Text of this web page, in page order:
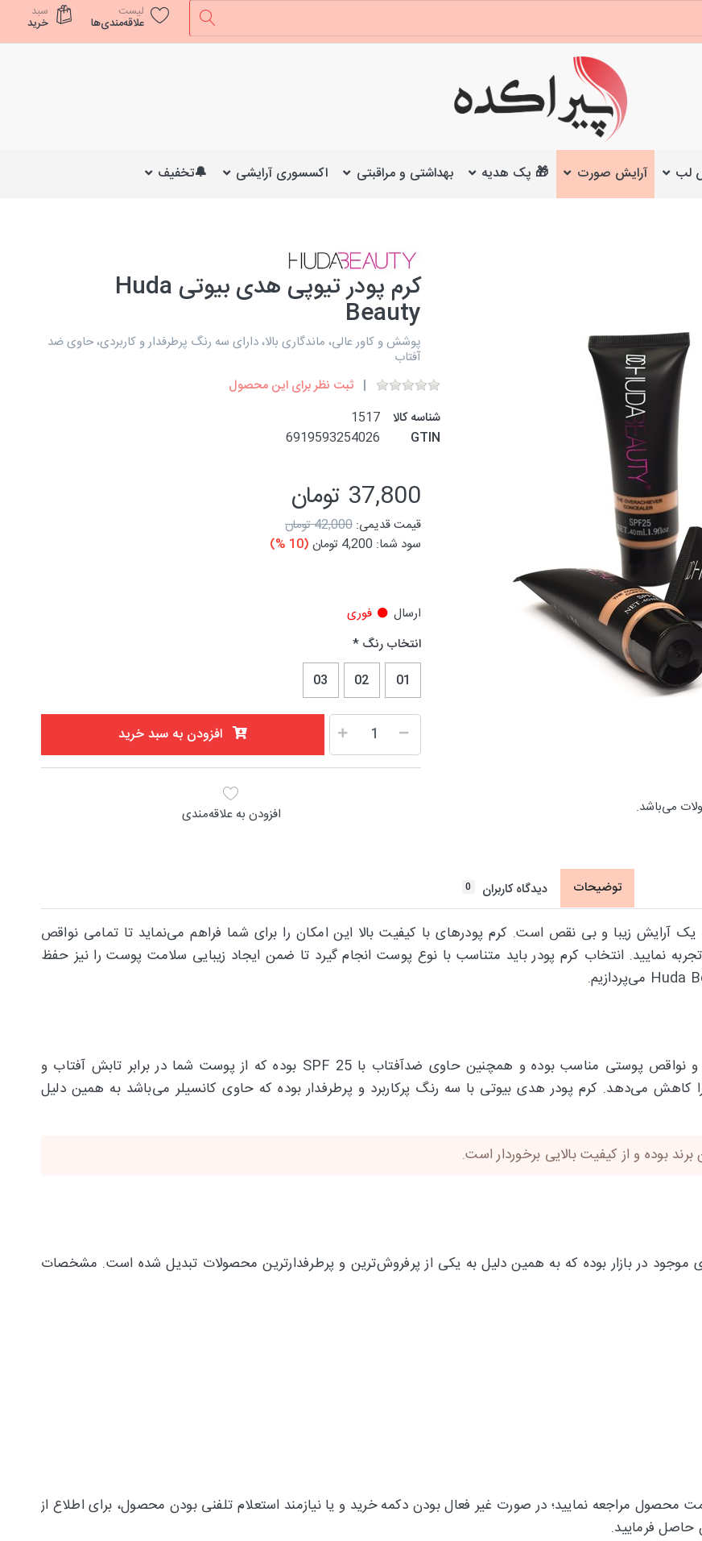
لیست
علاقه‌مندی‌ها
سبد
خرید
لب آرایش صورت 🎁 پک هدیه بهداشتی و مراقبتی اکسسوری آرایشی 🔔تخفیف
می‌باشد.
کرم پودر تیوپی هدی بیوتی Huda
Beauty
پوشش و کاور عالی، ماندگاری بالا، دارای سه رنگ پرطرفدار و کاربردی، حاوی ضد
آفتاب
ثبت نظر برای این محصول
شناسه کالا
1517
GTIN
6919593254026
37,800 تومان
قیمت قدیمی: 42,000 تومان
سود شما: 4,200 تومان (10 %)
ارسال
فوری
انتخاب رنگ
01
02
03
افزودن به سبد خرید
افزودن به علاقه‌مندی
توضیحات دیدگاه کاربران 0
زیبا و بی نقص است. کرم پودرهای با کیفیت بالا این امکان را برای شما فراهم می‌نماید تا تمامی نواقص
انتخاب کرم پودر باید متناسب با نوع پوست انجام گیرد تا ضمن ایجاد زیبایی سلامت پوست را نیز حفظ
کرم پودر هدی بیوتی برای زیرسازی و پوشاندن تمام لک ها و نواقص پوستی مناسب بوده و همچنین حاوی ضدآفتاب با SPF 25 بوده که از پوست شما در برابر تابش آفتاب و
می‌دهد. کرم پودر هدی بیوتی با سه رنگ پرکاربرد و پرطرفدار بوده که حاوی کانسیلر می‌باشد به همین دلیل
بوده و از کیفیت بالایی برخوردار است.
موجود در بازار بوده که به همین دلیل به یکی از پرفروش‌ترین و پرطرفدارترین محصولات تبدیل شده است. مشخصات
محصول مراجعه نمایید؛ در صورت غیر فعال بودن دکمه خرید و یا نیازمند استعلام تلفنی بودن محصول، برای اطلاع از
حاصل فرمایید.